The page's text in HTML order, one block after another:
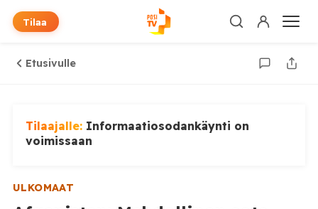
Tilaa
Etusivulle
Tilaajalle: Informaatiosodankäynti on
voimissaan
ULKOMAAT